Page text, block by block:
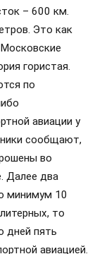
– 600 км.
Это как
гористая.
по
авиации у
сообщают,
во
Далее два
минимум 10
то
дней пять
авиацией.